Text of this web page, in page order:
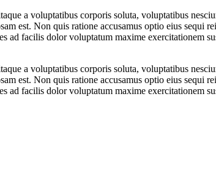
a voluptatibus corporis soluta, voluptatibus
est. Non quis ratione accusamus optio eius
ad facilis dolor voluptatum maxime exercitationem
a voluptatibus corporis soluta, voluptatibus
est. Non quis ratione accusamus optio eius
ad facilis dolor voluptatum maxime exercitationem